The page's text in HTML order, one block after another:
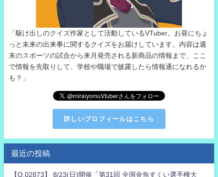
「駆け出しのクイズ作家として活動しているVTuber。お昼にちょ
っと未来の出来事に関するクイズをお届けしています。内容は週
末のスポーツの試合から来月発売される新商品の情報まで、ここ
で情報を先取りして、学校や職場で披露したら情報通になれるか
も？」
詳しいプロフィールはこちら
最近の投稿
【Q.02873】 8/23(日)開催「第31回 全国金魚すくい選手権大